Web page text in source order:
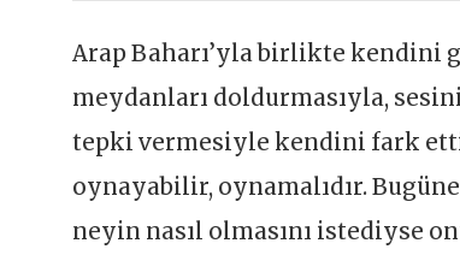
Arap Baharı’yla birlikte kendini
meydanları doldurmasıyla,
tepki vermesiyle kendini fark
oynayabilir, oynamalıdır.
neyin nasıl olmasını istediyse